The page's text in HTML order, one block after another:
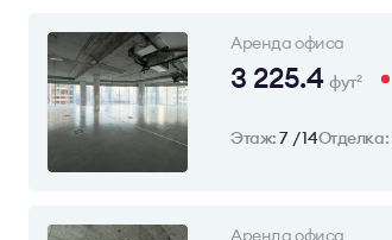
Аренда офиса
3 225.4фут2
Этаж:7 / 14Отделка:
Аренда офиса